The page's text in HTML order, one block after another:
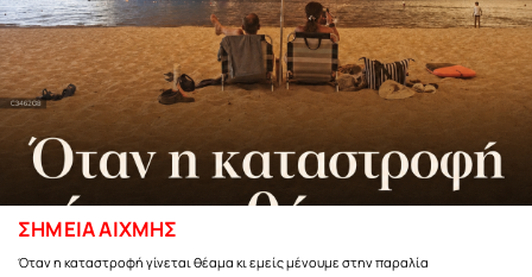
ΣΗΜΕΙΑ ΑΙΧΜΗΣ
Όταν η καταστροφή γίνεται θέαμα κι εμείς μένουμε στην παραλία